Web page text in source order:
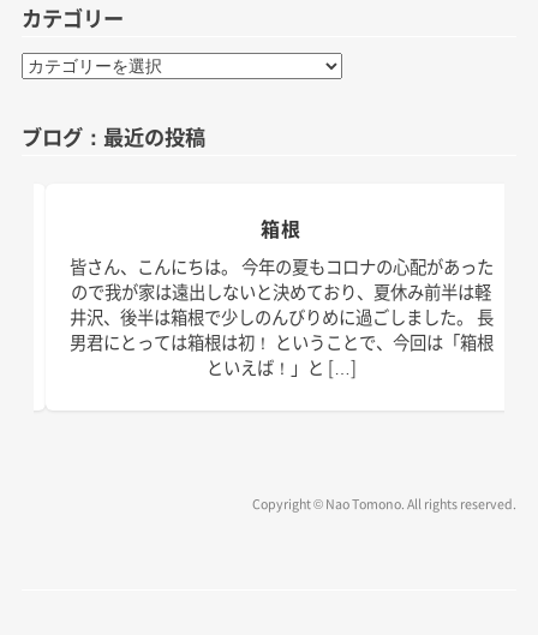
カテゴリー
カ
リ
ブログ：最近の投稿
箱根
皆さん、こんにちは。 今年の夏もコロナの心配があった
ので我が家は遠出しないと決めており、夏休み前半は軽
井沢、後半は箱根で少しのんびりめに過ごしました。 長
男君にとっては箱根は初！ ということで、今回は「箱根
といえば！」と […]
Copyright © Nao Tomono. All rights reserved.